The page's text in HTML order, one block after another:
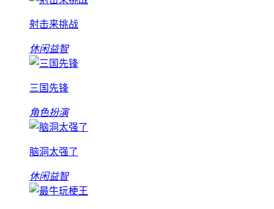
射击来挑战
休闲益智
三国先锋
角色扮演
脑洞太强了
休闲益智